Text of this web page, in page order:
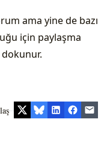
ama yine de bazı
için paylaşma